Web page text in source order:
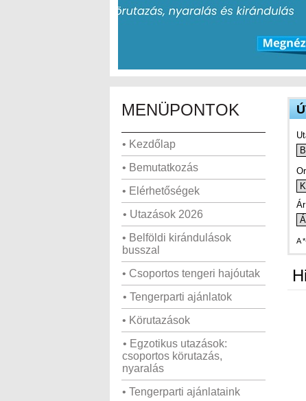
MENÜPONTOK
• Kezdőlap
• Bemutatkozás
• Elérhetőségek
• Utazások 2026
• Belföldi kirándulások
busszal
• Csoportos tengeri hajóutak
• Tengerparti ajánlatok
• Körutazások
• Egzotikus utazások:
csoportos körutazás,
nyaralás
• Tengerparti ajánlataink
A